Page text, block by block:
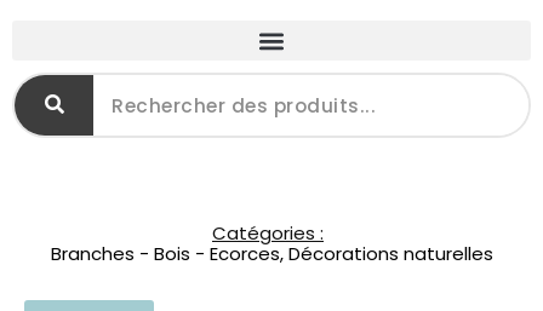
Catégories :
Branches - Bois - Ecorces,Décorations naturelles